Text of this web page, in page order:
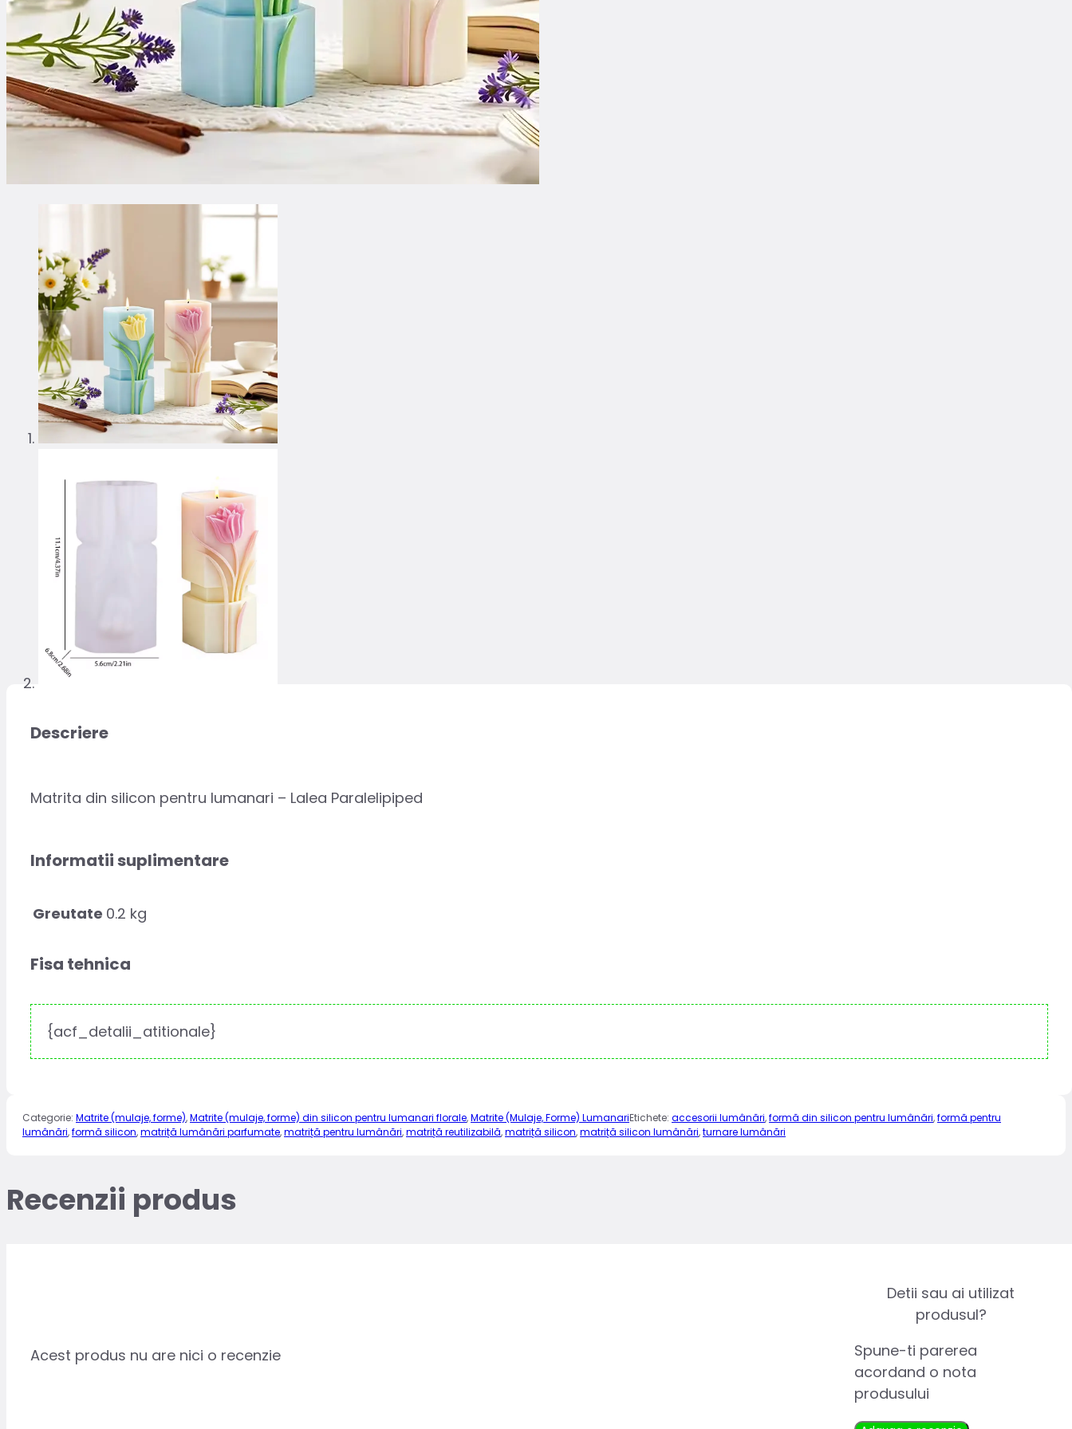
Descriere
Matrita din silicon pentru lumanari – Lalea Paralelipiped
Informatii suplimentare
Greutate 0.2 kg
Fisa tehnica
{acf_detalii_atitionale}
Categorie: Matrite (mulaje, forme),Matrite (mulaje, forme) din silicon pentru lumanari florale,Matrite (Mulaje, Forme) LumanariEtichete: accesorii lumânări,formă din silicon pentru lumânări,formă pentru
lumânări,formă silicon,matriță lumânări parfumate,matriță pentru lumânări,matriță reutilizabilă,matriță silicon,matriță silicon lumânări,turnare lumânări
Recenzii produs
Acest produs nu are nici o recenzie
Detii sau ai utilizat
produsul?
Spune-ti parerea
acordand o nota
produsului